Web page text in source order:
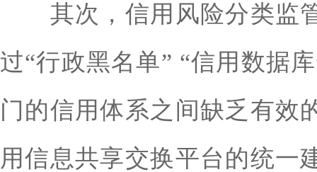
其次，信用风险分类监管
过“行政黑名单” “信用数据
门的信用体系之间缺乏有效
用信息共享交换平台的统一